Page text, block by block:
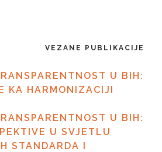
VEZANE PUBLIKACIJE
U BIH:
KA HARMONIZACIJI
U BIH:
U SVJETLU
STANDARDA I